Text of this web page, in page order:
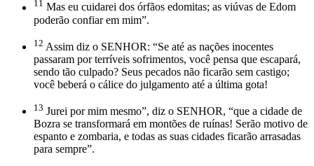
11 Mas eu cuidarei dos órfãos edomitas; as viúvas de Edom
poderão confiar em mim”.
12 Assim diz o SENHOR: “Se até as nações inocentes
passaram por terríveis sofrimentos, você pensa que escapará,
sendo tão culpado? Seus pecados não ficarão sem castigo;
você beberá o cálice do julgamento até a última gota!
13 Jurei por mim mesmo”, diz o SENHOR, “que a cidade de
Bozra se transformará em montões de ruínas! Serão motivo de
espanto e zombaria, e todas as suas cidades ficarão arrasadas
para sempre”.